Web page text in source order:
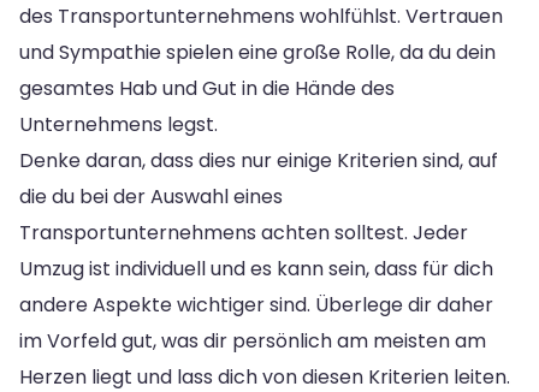
des Transportunternehmens wohlfühlst. Vertrauen
und Sympathie spielen eine große Rolle, da du dein
gesamtes Hab und Gut in die Hände des
Unternehmens legst.
Denke daran, dass dies nur einige Kriterien sind, auf
die du bei der Auswahl eines
Transportunternehmens achten solltest. Jeder
Umzug ist individuell und es kann sein, dass für dich
andere Aspekte wichtiger sind. Überlege dir daher
im Vorfeld gut, was dir persönlich am meisten am
Herzen liegt und lass dich von diesen Kriterien leiten.